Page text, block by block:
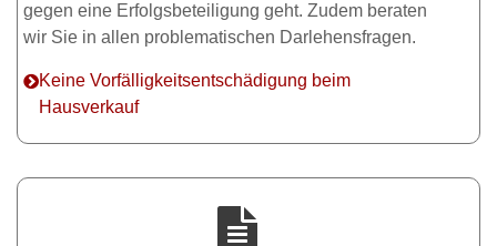
gegen eine Erfolgsbeteiligung geht. Zudem beraten
wir Sie in allen problematischen Darlehensfragen.
Keine Vorfälligkeitsentschädigung beim
Hausverkauf